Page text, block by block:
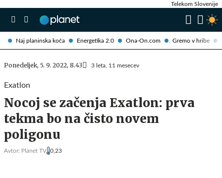
Naj planinska koča Energetika 2.0 Ona-On.com Gremo v hribe
Telekom Slovenije
Ponedeljek, 5. 9. 2022, 8.43 3 leta, 11 mesecev
Exatlon
Nocoj se začenja Exatlon: prva
tekma bo na čisto novem
poligonu
Avtor: Planet TV 0,23